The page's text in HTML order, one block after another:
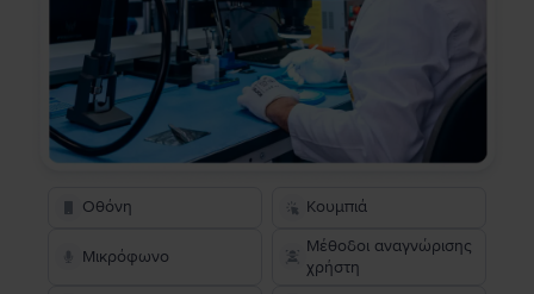
Οθόνη Κουμπιά
Μικρόφωνο
Μέθοδοι αναγνώρισης
χρήστη